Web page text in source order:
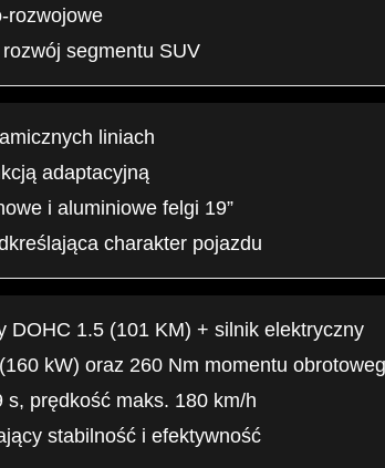
rozwojowe
segmentu SUV
liniach
adaptacyjną
i aluminiowe felgi 19”
charakter pojazdu
DOHC 1.5 (101 KM) + silnik elektryczny
kW) oraz 260 Nm momentu
prędkość maks. 180 km/h
stabilność i efektywność